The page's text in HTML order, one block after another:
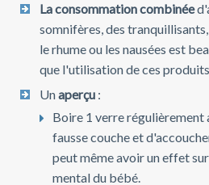
La consommation combinée
somnifères, des
le rhume ou les nausées est
que l'utilisation de ces
Unaperçu:
Boire 1 verre régulièrement
fausse couche et
peut même avoir un effet
mental du bébé.